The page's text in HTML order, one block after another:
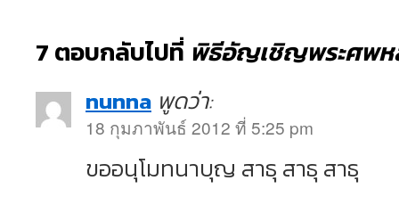
7 ตอบกลับไปที่ พิธีอัญเชิญพระศพห
nunna พูดว่า:
18 กุมภาพันธ์ 2012 ที่ 5:25 pm
ขออนุโมทนาบุญ สาธุ สาธุ สาธุ